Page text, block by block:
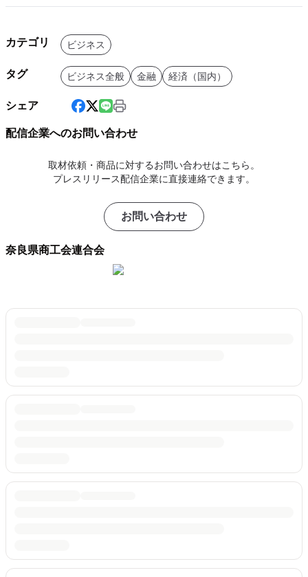
カテゴリ ビジネス
タグ ビジネス全般 金融 経済（国内）
シェア
配信企業へのお問い合わせ
取材依頼・商品に対するお問い合わせはこちら。
プレスリリース配信企業に直接連絡できます。
お問い合わせ
奈良県商工会連合会